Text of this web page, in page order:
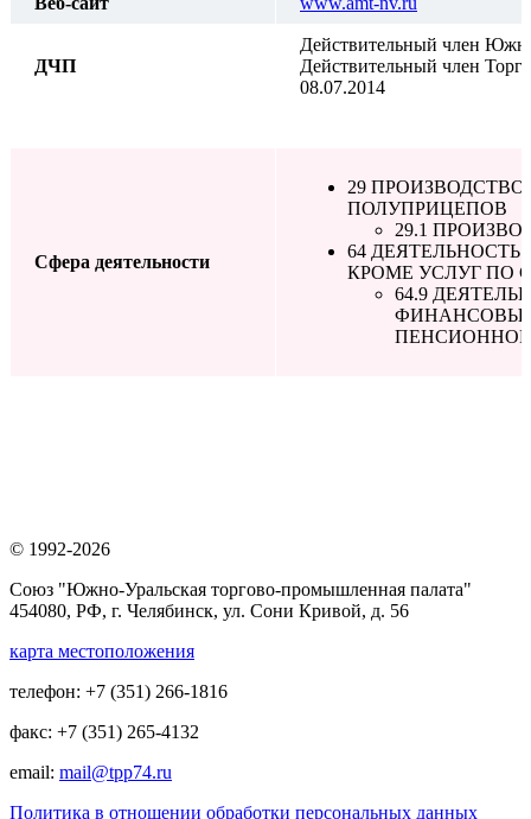
ДЧП
Действительный член
Действительный член
08.07.2014
Сфера деятельности
29
ПОЛУПРИЦЕПОВ
29.1
64
КРОМЕ УСЛУГ ПО
64.9
© 1992-2026
Союз "Южно-Уральская торгово-промышленная палата"
454080, РФ, г. Челябинск, ул. Сони Кривой, д. 56
карта местоположения
телефон: +7 (351) 266-1816
факс: +7 (351) 265-4132
email: mail@tpp74.ru
Политика в отношении обработки персональных данных